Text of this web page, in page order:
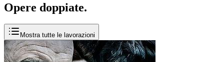
Opere doppiate.
Mostra tutte le lavorazioni